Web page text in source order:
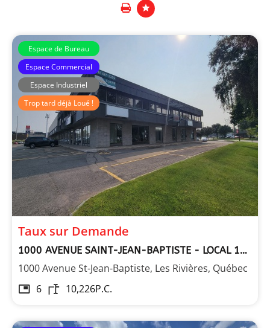
Espace de Bureau
Espace Commercial
Espace Industriel
Trop tard déjà Loué !
Immeubles Laberge
Taux sur Demande
1000 AVENUE SAINT-JEAN-BAPTISTE - LOCAL 111 RDC ET 2E ÉTAGE
1000 Avenue St-Jean-Baptiste, Les Rivières, Québec
6
10,226P.C.